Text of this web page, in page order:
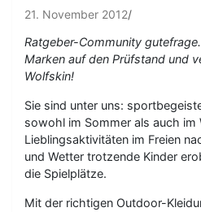
21. November 2012
Ratgeber-Community
Marken auf den Prüfstand und
Wolfskin!
Sie sind unter uns:
sowohl im Sommer als auch im
Lieblingsaktivitäten im Freien
und Wetter trotzende Kinder
die Spielplätze.
Mit der richtigen Outdoor-